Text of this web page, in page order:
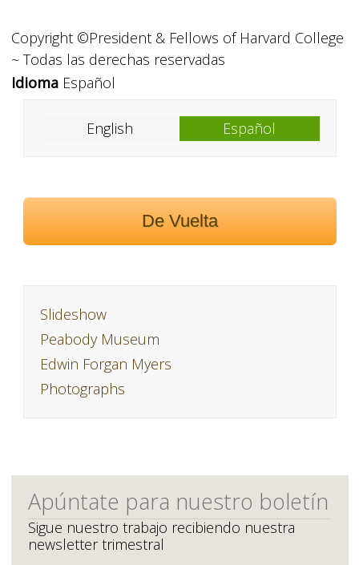
Copyright ©President & Fellows of Harvard College
~ Todas las derechas reservadas
IdiomaEspañol
English Español
De Vuelta
Slideshow
Peabody Museum
Edwin Forgan Myers
Photographs
Apúntate para nuestro boletín
Sigue nuestro trabajo recibiendo nuestra
newsletter trimestral